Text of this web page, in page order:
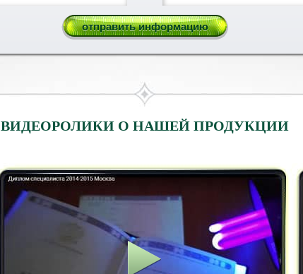
ВИДЕОРОЛИКИ О НАШЕЙ ПРОДУКЦИИ